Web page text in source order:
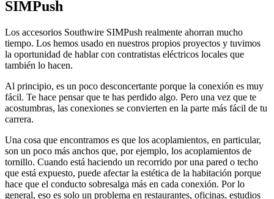
SIMPush
Los accesorios Southwire SIMPush realmente ahorran mucho
tiempo. Los hemos usado en nuestros propios proyectos y tuvimos
la oportunidad de hablar con contratistas eléctricos locales que
también lo hacen.
Al principio, es un poco desconcertante porque la conexión es muy
fácil. Te hace pensar que te has perdido algo. Pero una vez que te
acostumbras, las conexiones se convierten en la parte más fácil de tu
carrera.
Una cosa que encontramos es que los acoplamientos, en particular,
son un poco más anchos que, por ejemplo, los acoplamientos de
tornillo. Cuando está haciendo un recorrido por una pared o techo
que está expuesto, puede afectar la estética de la habitación porque
hace que el conducto sobresalga más en cada conexión. Por lo
general, eso es solo un problema en restaurantes, oficinas, estudios